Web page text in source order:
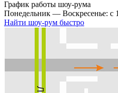
График работы шоу-рума
Понедельник — Воскресенье: с
Найти шоу-рум быстро